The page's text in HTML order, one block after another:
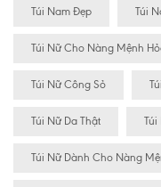
Túi Nam Đẹp Túi
Túi Nữ Cho Nàng Mệnh
Túi Nữ Công Sỏ
Túi Nữ Da Thật Túi
Túi Nữ Dành Cho Nàng